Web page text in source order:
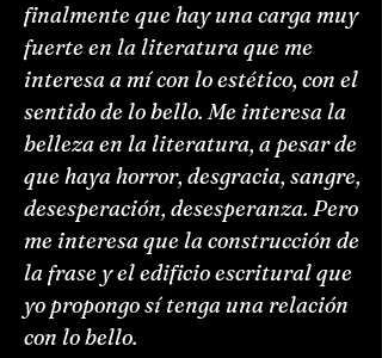
finalmente que hay una carga muy
fuerte en la literatura que me
interesa a mí con lo estético, con el
sentido de lo bello. Me interesa la
belleza en la literatura, a pesar de
que haya horror, desgracia, sangre,
desesperación, desesperanza. Pero
me interesa que la construcción de
la frase y el edificio escritural que
yo propongo sí tenga una relación
con lo bello.